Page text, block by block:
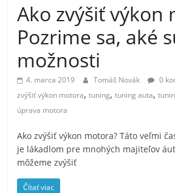
Ako zvýšiť výkon
Pozrime sa, aké
možnosti
4. marca 2019 Tomáš Novák 0
zvýšiť výkon motora,tuning,tuning auta,
úprava motora
Ako zvýšiť výkon motora? Táto veľmi
je lákadlom pre mnohých majiteľov
môžeme zvýšiť
Čítať viac